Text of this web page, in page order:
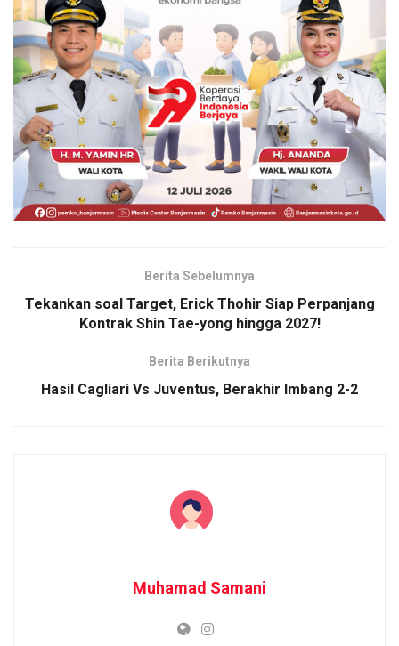
Berita Sebelumnya
Tekankan soal Target, Erick Thohir Siap Perpanjang
Kontrak Shin Tae-yong hingga 2027!
Berita Berikutnya
Hasil Cagliari Vs Juventus, Berakhir Imbang 2-2
Muhamad Samani